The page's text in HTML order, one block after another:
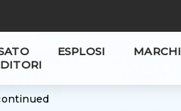
ESPLOSI
MARCHI